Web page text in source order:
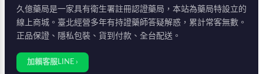
用。
久億藥局是一家具有衛生署註冊認證藥局，本站為藥局特設立的
線上商城。臺北經營多年有持證藥師答疑解惑，累計常客無數。
正品保證、隱私包裝、貨到付款、全台配送。
加賴客服LINE ›